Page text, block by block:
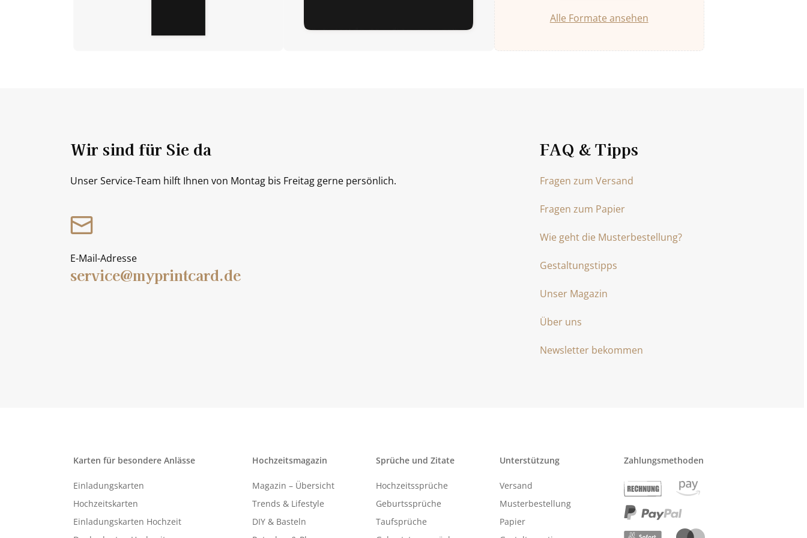
Alle Formate ansehen
FAQ & Tipps
Fragen zum Versand
Fragen zum Papier
Wie geht die Musterbestellung?
Gestaltungstipps
Unser Magazin
Über uns
Newsletter bekommen
Wir sind für Sie da
Unser Service-Team hilft Ihnen von Montag bis Freitag gerne persönlich.
E-Mail-Adresse
service@myprintcard.de
Karten für besondere Anlässe
Einladungskarten
Hochzeitskarten
Einladungskarten Hochzeit
Hochzeitsmagazin
Magazin – Übersicht
Trends & Lifestyle
DIY & Basteln
Sprüche und Zitate
Hochzeitssprüche
Geburtssprüche
Taufsprüche
Unterstützung
Versand
Musterbestellung
Papier
Zahlungsmethoden